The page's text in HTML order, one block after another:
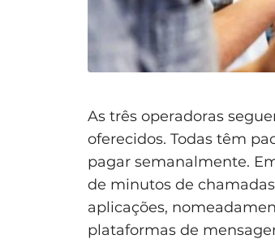
As três operadoras
oferecidos. Todas têm
pagar semanalmente.
de minutos de
aplicações,
plataformas de